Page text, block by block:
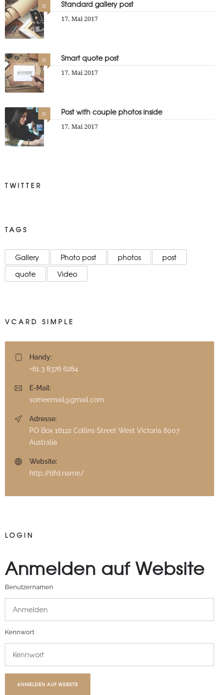
0 Standard gallery post
17. Mai 2017
0 Smart quote post
17. Mai 2017
0 Post with couple photos inside
17. Mai 2017
TWITTER
TAGS
Gallery Photo post photos
post
quote
Video
VCARD SIMPLE
Handy:
+61 3 8376 6284
E-Mail:
someemail@gmail.com
Adresse:
PO Box 16122 Collins Street West Victoria 8007
Australia
Website:
http://dfd.name/
LOGIN
Anmelden auf Website
Benutzernamen
Kennwort
ANMELDEN AUF WEBSITE